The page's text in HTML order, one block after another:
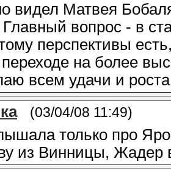
видел Матвея
вопрос - в
перспективы
на более
всем удачи и
(03/04/08 11:49)
только про
из Винницы, Жадер